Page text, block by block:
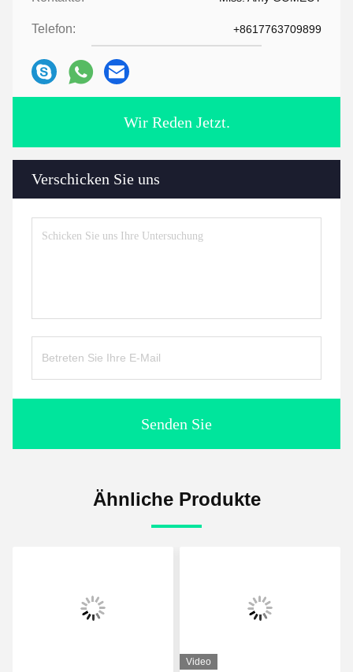
Telefon: +8617763709899
Wir Reden Jetzt.
Verschicken Sie uns
Senden Sie
Ähnliche Produkte
Video